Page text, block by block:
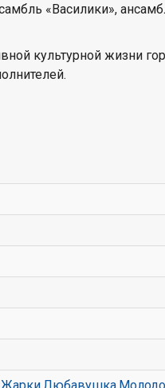
«Василики»,
культурной жизни